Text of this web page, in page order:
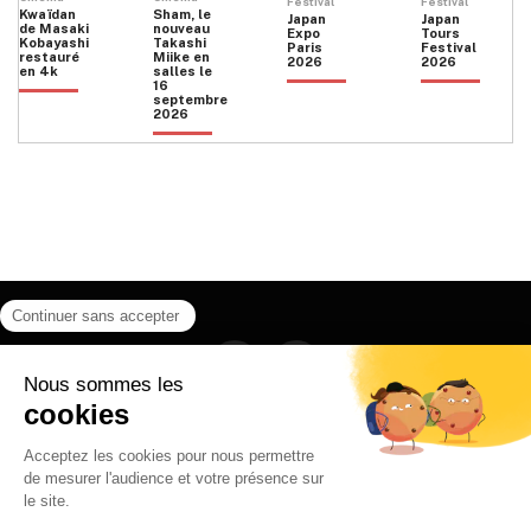
Kwaïdan
de Masaki
Kobayashi
restauré
en 4k
Sham, le
nouveau
Takashi
Miike en
salles le
16
septembre
2026
Japan
Expo
Paris
2026
Japan
Tours
Festival
2026
Instagram
CONTACT
POLITIQUE DE CONFIDENTIALITÉ